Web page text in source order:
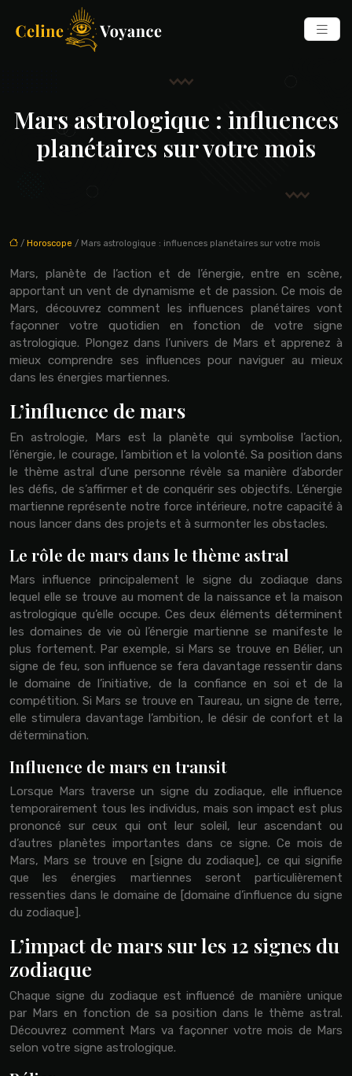
Mars astrologique : influences
planétaires sur votre mois
/ Horoscope / Mars astrologique : influences planétaires sur votre mois
Mars, planète de l’action et de l’énergie, entre en scène,
apportant un vent de dynamisme et de passion. Ce mois de
Mars, découvrez comment les influences planétaires vont
façonner votre quotidien en fonction de votre signe
astrologique. Plongez dans l’univers de Mars et apprenez à
mieux comprendre ses influences pour naviguer au mieux
dans les énergies martiennes.
L’influence de mars
En astrologie, Mars est la planète qui symbolise l’action,
l’énergie, le courage, l’ambition et la volonté. Sa position dans
le thème astral d’une personne révèle sa manière d’aborder
les défis, de s’affirmer et de conquérir ses objectifs. L’énergie
martienne représente notre force intérieure, notre capacité à
nous lancer dans des projets et à surmonter les obstacles.
Le rôle de mars dans le thème astral
Mars influence principalement le signe du zodiaque dans
lequel elle se trouve au moment de la naissance et la maison
astrologique qu’elle occupe. Ces deux éléments déterminent
les domaines de vie où l’énergie martienne se manifeste le
plus fortement. Par exemple, si Mars se trouve en Bélier, un
signe de feu, son influence se fera davantage ressentir dans
le domaine de l’initiative, de la confiance en soi et de la
compétition. Si Mars se trouve en Taureau, un signe de terre,
elle stimulera davantage l’ambition, le désir de confort et la
détermination.
Influence de mars en transit
Lorsque Mars traverse un signe du zodiaque, elle influence
temporairement tous les individus, mais son impact est plus
prononcé sur ceux qui ont leur soleil, leur ascendant ou
d’autres planètes importantes dans ce signe. Ce mois de
Mars, Mars se trouve en [signe du zodiaque], ce qui signifie
que les énergies martiennes seront particulièrement
ressenties dans le domaine de [domaine d’influence du signe
du zodiaque].
L’impact de mars sur les 12 signes du
zodiaque
Chaque signe du zodiaque est influencé de manière unique
par Mars en fonction de sa position dans le thème astral.
Découvrez comment Mars va façonner votre mois de Mars
selon votre signe astrologique.